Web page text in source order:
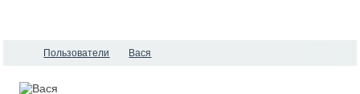
Пользователи Вася